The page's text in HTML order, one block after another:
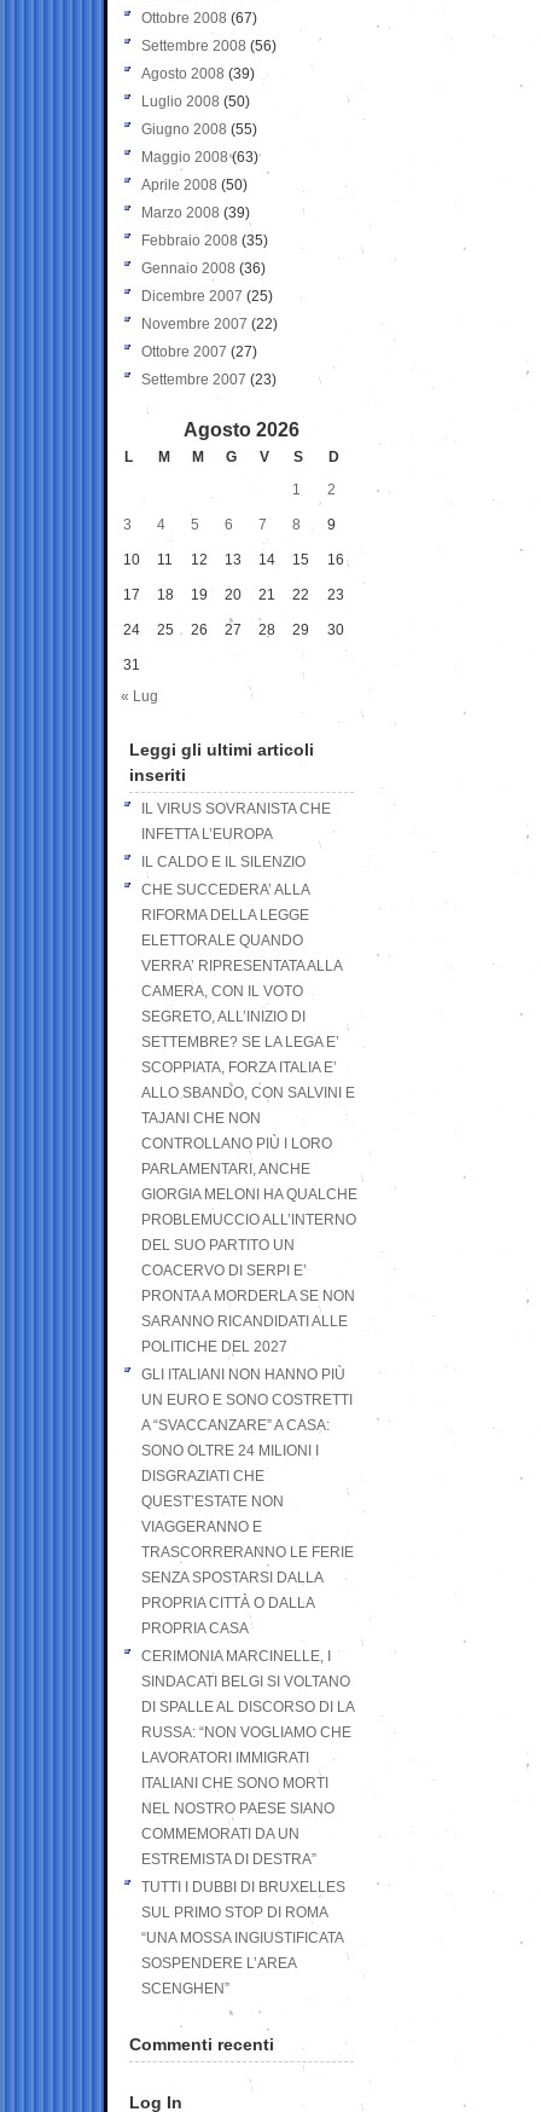
Ottobre 2008 (67)
Settembre 2008 (56)
Agosto 2008 (39)
Luglio 2008 (50)
Giugno 2008 (55)
Maggio 2008(63)
Aprile 2008 (50)
Marzo 2008 (39)
Febbraio 2008 (35)
Gennaio 2008 (36)
Dicembre 2007 (25)
Novembre 2007 (22)
Ottobre 2007 (27)
Settembre 2007 (23)
Agosto 2026
L M M G V S
D
1
2
3 4 5 6 7 8 9
10 11 12 13 14 15 16
17 18 19 20 21 22 23
24 25 26 27 28 29 30
31
« Lug
Leggi gli ultimi articoli
inseriti
IL VIRUS SOVRANISTA CHE
INFETTA L’EUROPA
IL CALDO E IL SILENZIO
CHE SUCCEDERA’ ALLA
RIFORMA DELLA LEGGE
ELETTORALE QUANDO
VERRA’ RIPRESENTATA ALLA
CAMERA, CON IL VOTO
SEGRETO, ALL’INIZIO DI
SETTEMBRE? SE LA LEGA E’
SCOPPIATA, FORZA ITALIA E’
ALLO SBANDO, CON SALVINI E
TAJANI CHE NON
CONTROLLANO PIÙ I LORO
PARLAMENTARI, ANCHE
GIORGIA MELONI HA QUALCHE
PROBLEMUCCIO ALL’INTERNO
DEL SUO PARTITO UN
COACERVO DI SERPI E’
PRONTA A MORDERLA SE NON
SARANNO RICANDIDATI ALLE
POLITICHE DEL 2027
GLI ITALIANI NON HANNO PIÙ
UN EURO E SONO COSTRETTI
A “SVACCANZARE” A CASA:
SONO OLTRE 24 MILIONI I
DISGRAZIATI CHE
QUEST’ESTATE NON
VIAGGERANNO E
TRASCORRERANNO LE FERIE
SENZA SPOSTARSI DALLA
PROPRIA CITTÀ O DALLA
PROPRIA CASA
CERIMONIA MARCINELLE, I
SINDACATI BELGI SI VOLTANO
DI SPALLE AL DISCORSO DI LA
RUSSA: “NON VOGLIAMO CHE
LAVORATORI IMMIGRATI
ITALIANI CHE SONO MORTI
NEL NOSTRO PAESE SIANO
COMMEMORATI DA UN
ESTREMISTA DI DESTRA”
TUTTI I DUBBI DI BRUXELLES
SUL PRIMO STOP DI ROMA
“UNA MOSSA INGIUSTIFICATA
SOSPENDERE L’AREA
SCENGHEN”
Commenti recenti
Log In